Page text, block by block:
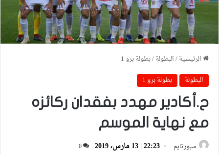
الرئيسية/البطولة/بطولة برو 1
البطولة
بطولة برو 1
ح.أكادير مهدد بفقدان ركائزه
مع نهاية الموسم
سبورتايم 22:23 | 13 مارس، 2019 0